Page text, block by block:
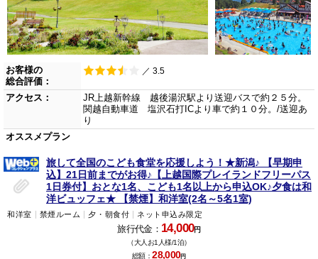
お客様の
総合評価：
／ 3.5
アクセス：
JR上越新幹線 越後湯沢駅より送迎バスで約２５分。
関越自動車道 塩沢石打ICより車で約１０分。/送迎あ
り
オススメプラン
旅して全国のこども食堂を応援しよう！★新潟♪ 【早期申
込】21日前までがお得♪【上越国際プレイランドフリーパス
1日券付】おとな1名、こども1名以上から申込OK♪夕食は和
洋ビュッフェ★ 【禁煙】和洋室(2名～5名1室)
和洋室 禁煙ルーム 夕・朝食付 ネット申込み限定
旅行代金： 14,000円
（大人お1人様/1泊）
総額：28,000円